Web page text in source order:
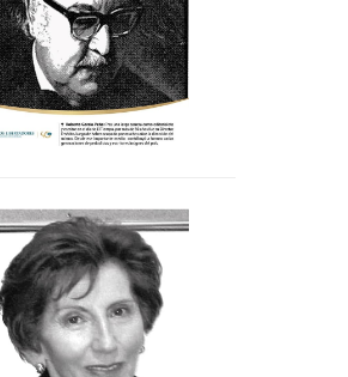
Fue director emérito
Venegas de Linares
Trabajadora social de la
Pontificia Universidad
Javeriana. Emprendió con
acierto y visión, junto